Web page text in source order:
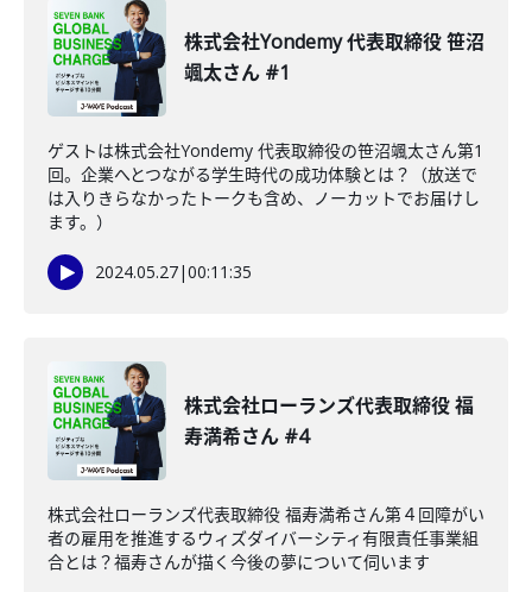
株式会社Yondemy 代表取締役 笹沼
颯太さん #1
ゲストは株式会社Yondemy 代表取締役の笹沼颯太さん第1
回。企業へとつながる学生時代の成功体験とは？（放送で
は入りきらなかったトークも含め、ノーカットでお届けし
ます。）
2024.05.27|00:11:35
株式会社ローランズ代表取締役 福
寿満希さん #4
株式会社ローランズ代表取締役 福寿満希さん第４回障がい
者の雇用を推進するウィズダイバーシティ有限責任事業組
合とは？福寿さんが描く今後の夢について伺います